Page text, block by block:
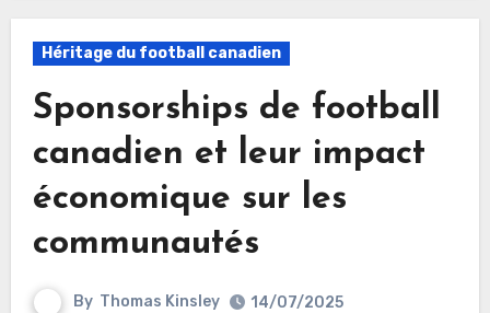
Héritage du football canadien
Sponsorships de football
canadien et leur impact
économique sur les
communautés
By Thomas Kinsley 14/07/2025